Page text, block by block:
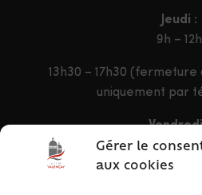
Gérer le
aux cookies
Jeudi :
9h – 12h
13h30 – 17h30 (fermeture
uniquement par
9h – 12h &